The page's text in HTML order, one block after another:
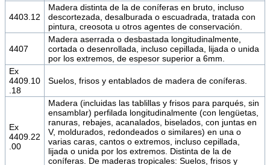
4403.12
Madera distinta de la de coníferas en bruto, incluso
descortezada, desalburada o escuadrada, tratada con
pintura, creosota u otros agentes de conservación.
4407
Madera aserrada o desbastada longitudinalmente,
cortada o desenrollada, incluso cepillada, lijada o unida
por los extremos, de espesor superior a 6mm.
Ex
4409.10
.18
Suelos, frisos y entablados de madera de coníferas.
Ex
4409.22
.00
Madera (incluidas las tablillas y frisos para parqués, sin
ensamblar) perfilada longitudinalmente (con lengüetas,
ranuras, rebajes, acanalados, biselados, con juntas en
V, moldurados, redondeados o similares) en una o
varias caras, cantos o extremos, incluso cepillada,
lijada o unida por los extremos. Distinta de la de
coníferas. De maderas tropicales: Suelos, frisos y